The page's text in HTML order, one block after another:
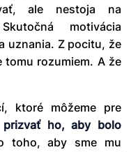
ale nestoja na
motivácia
uznania. Z pocitu, že
rozumiem. A že
ktoré môžeme pre
prizvať ho, aby bolo
toho, aby sme mu